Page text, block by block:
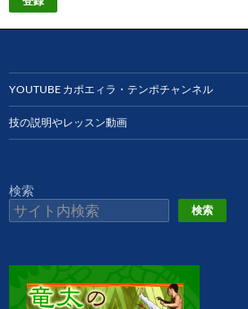
YOUTUBE カポエィラ・テンポチャンネル
技の説明やレッスン動画
検索
検索